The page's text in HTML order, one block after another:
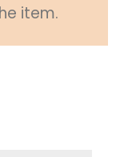
item.